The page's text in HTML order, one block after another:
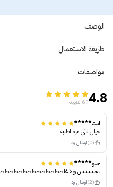
الوصف
طريقة الاستعمال
مواصفات
4.869 تقييم
ابت*****
خيال ثاني مره اطلبه
(0) ارسال رد
خلو*****
يجنننننننننن ولا
(2) ارسال رد